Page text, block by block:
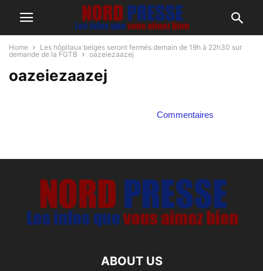
Home
Les hôpitaux belges seront fermés demain de 19h à 22h30 sur
demande de la FGTB
oazeiezaazej
oazeiezaazej
Commentaires
ABOUT US